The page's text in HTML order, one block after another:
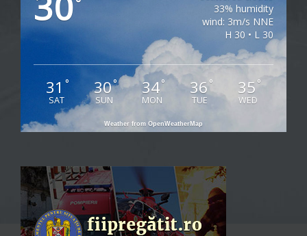
33% humidity
wind: 3m/s NNE
H 30 • L 30
31 °
SAT
30°
SUN
34°
MON
36 °
TUE
35 °
WED
Weather from OpenWeatherMap